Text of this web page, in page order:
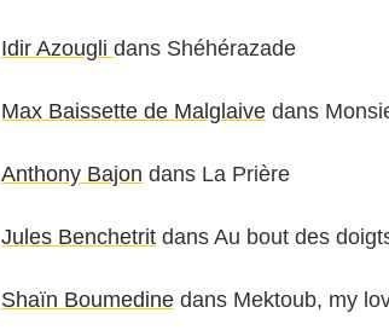
Idir Azougli dans Shéhérazade
Max Baissette de Malglaive dans
Anthony Bajon dans La Prière
Jules Benchetrit dans Au bout des
Shaïn Boumedine dans Mektoub, my